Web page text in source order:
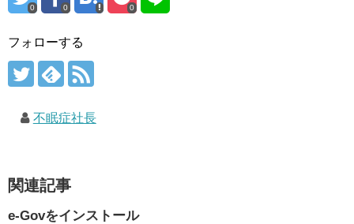
0 0 0
フォローする
不眠症社長
関連記事
e-Govをインストール